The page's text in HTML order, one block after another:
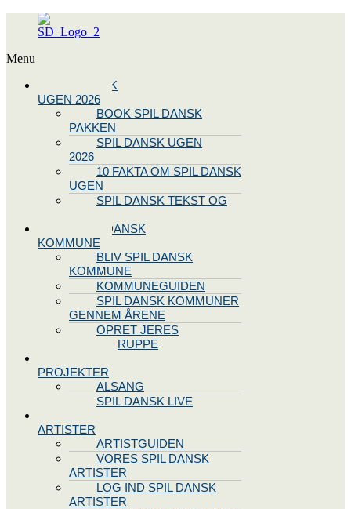
Menu
SPIL DANSK
UGEN 2026
BOOK SPIL DANSK
PAKKEN
SPIL DANSK UGEN
2026
10 FAKTA OM SPIL DANSK
UGEN
SPIL DANSK TEKST OG
BLIV SPIL DANSK
KOMMUNE
BLIV SPIL DANSK
KOMMUNE
KOMMUNEGUIDEN
SPIL DANSK KOMMUNER
GENNEM ÅRENE
OPRET JERES
STYREGRUPPE
PROJEKTER
ALSANG
SPIL DANSK LIVE
ARTISTER
ARTISTGUIDEN
VORES SPIL DANSK
ARTISTER
LOG IND SPIL DANSK
ARTISTER